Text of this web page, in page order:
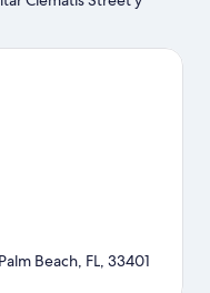
apreciar la belleza
iTHINK Financial, y haz
Beach, FL, 33401